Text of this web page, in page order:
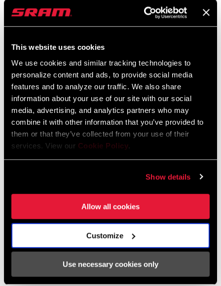
This website uses cookies
We use cookies and similar tracking technologies to
personalize content and ads, to provide social media
features and to analyze our traffic. We also share
information about your use of our site with our social
media, advertising, and analytics partners who may
combine it with other information that you’ve provided to
them or that they’ve collected from your use of their
services. View our Cookie Policy.
Show details
Allow all cookies
Customize
Use necessary cookies only
Ersatzteilkatalog
Sprache: English
Kompatibilitätskarte
AXS Components Compatibility Map
Sprache: English
353 KB
SRAM und Zipp Gewährleistung
604kb